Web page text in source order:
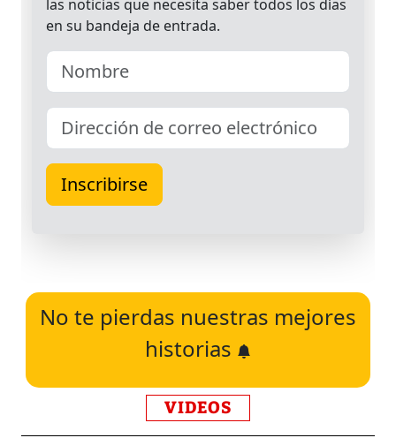
No te pierdas nuestras mejores
historias
VIDEOS